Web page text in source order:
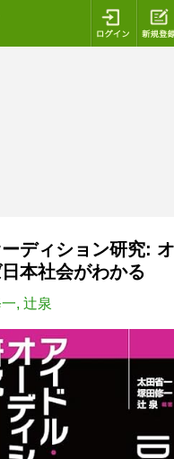
ログ
ディション研究:
本社会がわかる
, 辻泉